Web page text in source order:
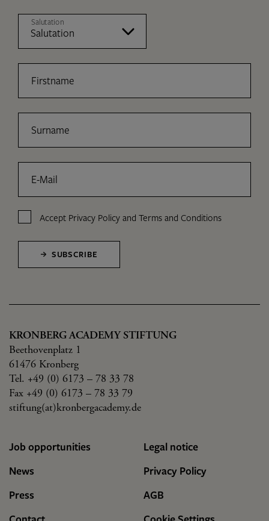
Salutation
Firstname
Surname
E-Mail
Accept Privacy Policy andTerms and Conditions
SUBSCRIBE
KRONBERG ACADEMY STIFTUNG
Beethovenplatz 1
61476 Kronberg
Tel. +49 (0) 6173 – 78 33 78
Fax +49 (0) 6173 – 78 33 79
stiftung(at)kronbergacademy.de
Job opportunities
News
Press
Legal notice
Privacy Policy
AGB